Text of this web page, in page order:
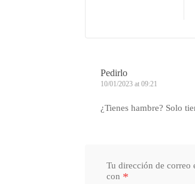
Pedirlo
10/01/2023 at 09:21
¿Tienes hambre? Solo
Tu dirección de correo
con *